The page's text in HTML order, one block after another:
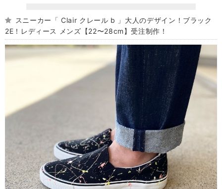
スニーカー「 Clair クレール b 」大人のデザイン！ブラック
2E！レディース メンズ【22〜28cm】受注制作！